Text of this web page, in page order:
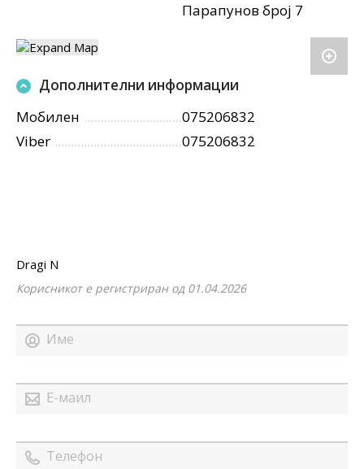
Парапунов број 7
Дополнителни информации
Мобилен
075206832
Viber
075206832
Dragi N
Корисникот е регистриран од 01.04.2026